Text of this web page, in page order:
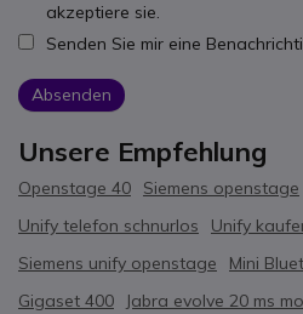
akzeptiere sie.
Senden Sie mir eine
Absenden
Unsere Empfehlung
Openstage 40 Siemens openstage
Unify telefon schnurlos
Unify
Siemens unify openstage
Mini
Gigaset 400
Jabra evolve 20 ms